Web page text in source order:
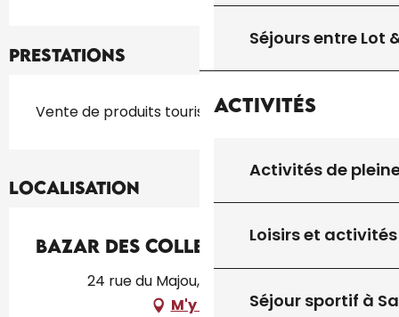
Séjours entre Lot
Activités
Activités de
Loisirs et activités
Séjour sportif à
Prestations
Vente de produits touristiques
Localisation
Bazar des Collectionneurs
24 rue du Majou, 46300 Gourdon
M'y rendre